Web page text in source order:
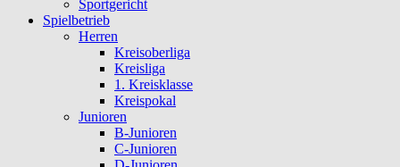
Sportgericht
Spielbetrieb
Herren
Kreisoberliga
Kreisliga
1. Kreisklasse
Kreispokal
Junioren
B-Junioren
C-Junioren